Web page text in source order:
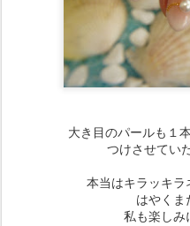
大き目のパールも１
つけさせてい
本当はキラッキ
はやくま
私も楽し